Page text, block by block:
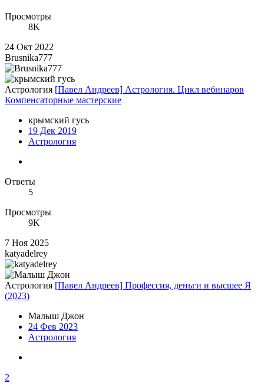
Просмотры
8K
24 Окт 2022
Brusnika777
Астрология [Павел Андреев] Астрология. Цикл вебинаров
Компенсаторные мастерские
крымский гусь
19 Дек 2019
Астрология
Ответы
5
Просмотры
9K
7 Ноя 2025
katyadelrey
Астрология [Павел Андреев] Профессия, деньги и высшее Я
(2023)
Малыш Джон
24 Фев 2023
Астрология
2